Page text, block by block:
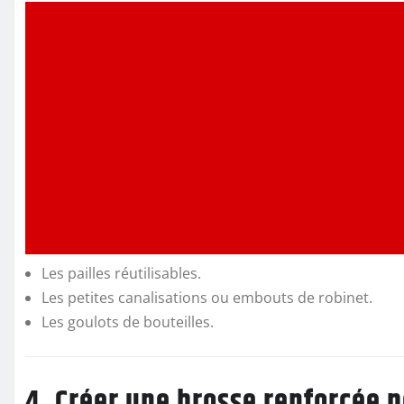
Les pailles réutilisables.
Les petites canalisations ou embouts de robinet.
Les goulots de bouteilles.